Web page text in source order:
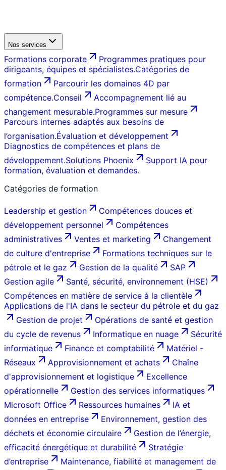
Nos services
Formations corporate
Programmes pratiques pour
dirigeants, équipes et spécialistes.Catégories de
formation
Parcourir les domaines 4D par
compétence.Conseil
Accompagnement lié au
changement mesurable.Programmes sur mesure
Parcours internes adaptés aux besoins de
l’organisation.Évaluation et développement
Diagnostics de compétences et plans de
développement.Solutions Phoenix
Support IA pour
formation, évaluation et demandes.
Catégories de formation
Leadership et gestion
Compétences douces et
développement personnel
Compétences
administratives
Ventes et marketing
Changement
de culture d'entreprise
Formations techniques sur le
pétrole et le gaz
Gestion de la qualité
SAP
Gestion agile
Santé, sécurité, environnement (HSE)
Compétences en matière de service à la clientèle
Applications de l'IA dans le secteur du pétrole et du gaz
Gestion de projet
Opérations de santé et gestion
du cycle de revenus
Informatique en nuage
Sécurité
informatique
Finance et comptabilité
Matériel -
Réseaux
Approvisionnement et achats
Chaîne
d'approvisionnement et logistique
Excellence
opérationnelle
Gestion des services informatiques
Microsoft Office
Ressources humaines
IA et
données en entreprise
Environnement, gestion des
déchets et économie circulaire
Gestion de l’énergie,
efficacité énergétique et durabilité
Stratégie
d’entreprise
Maintenance, fiabilité et management de